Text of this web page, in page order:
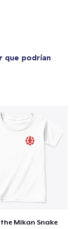
que podrían
Mikan Snake